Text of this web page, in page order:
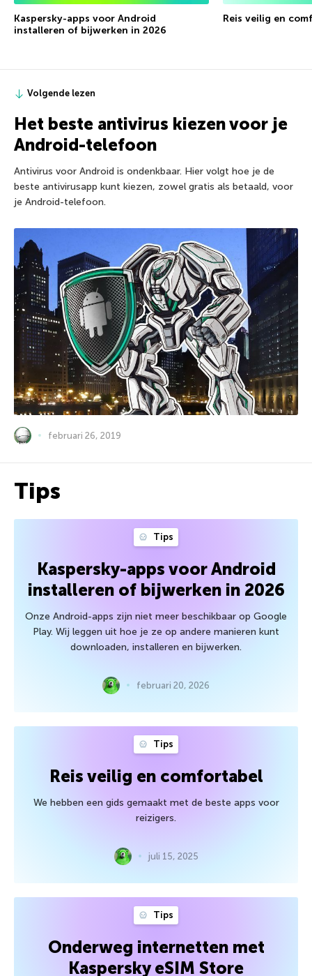
Kaspersky-apps voor Android
installeren of bijwerken in 2026
Reis veilig en
Volgende lezen
Het beste antivirus kiezen voor je
Android-telefoon
Antivirus voor Android is ondenkbaar. Hier volgt hoe je de
beste antivirusapp kunt kiezen, zowel gratis als betaald, voor
je Android-telefoon.
februari 26, 2019
Tips
Tips
Kaspersky-apps voor Android
installeren of bijwerken in 2026
Onze Android-apps zijn niet meer beschikbaar op Google
Play. Wij leggen uit hoe je ze op andere manieren kunt
downloaden, installeren en bijwerken.
februari 20, 2026
Tips
Reis veilig en comfortabel
We hebben een gids gemaakt met de beste apps voor
reizigers.
juli 15, 2025
Tips
Onderweg internetten met
Kaspersky eSIM Store